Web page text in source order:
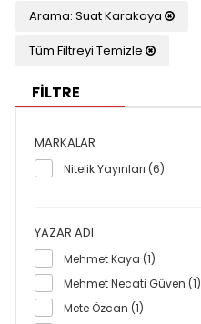
Arama: Suat Karakaya
Tüm Filtreyi Temizle
FİLTRE
MARKALAR
Nitelik Yayınları (6)
YAZAR ADI
Mehmet Kaya (1)
Mehmet Necati Güven (1)
Mete Özcan (1)